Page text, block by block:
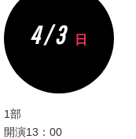
4 / 3 日
1部
開演13：00